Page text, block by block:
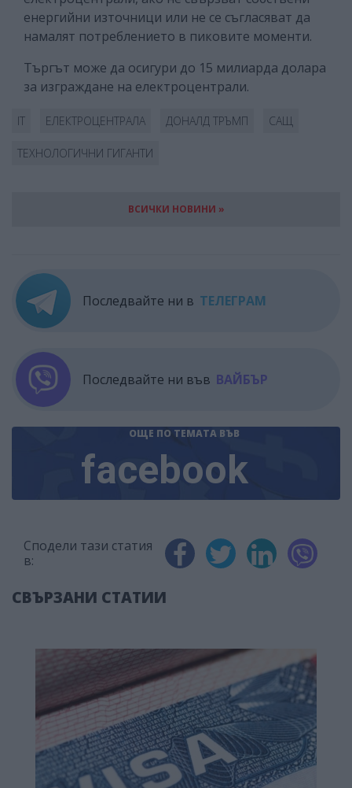
енергийни източници или не се съгласяват да
намалят потреблението в пиковите моменти.
Търгът може да осигури до 15 милиарда долара
за изграждане на електроцентрали.
IT ЕЛЕКТРОЦЕНТРАЛА ДОНАЛД ТРЪМП САЩ
ТЕХНОЛОГИЧНИ ГИГАНТИ
ВСИЧКИ НОВИНИ »
Последвайте ни в ТЕЛЕГРАМ
Последвайте ни във ВАЙБЪР
ОЩЕ ПО ТЕМАТА ВЪВ
facebook
Сподели тази статия
в:
СВЪРЗАНИ СТАТИИ